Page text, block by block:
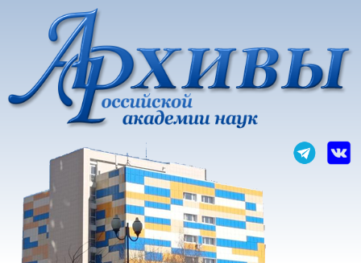
основному
содержанию